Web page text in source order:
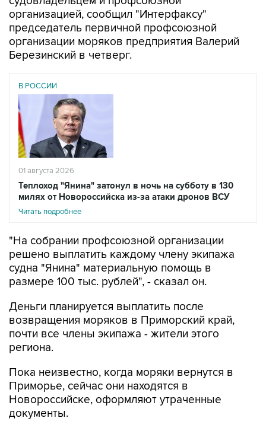
организацией, сообщил "Интерфаксу"
председатель первичной профсоюзной
организации моряков предприятия Валерий
Березинский в четверг.
В РОССИИ
01 августа 2026
Теплоход "Янина" затонул в ночь на субботу в 130
милях от Новороссийска из-за атаки дронов ВСУ
Читать подробнее
"На собрании профсоюзной организации
решено выплатить каждому члену экипажа
судна "Янина" материальную помощь в
размере 100 тыс. рублей", - сказал он.
Деньги планируется выплатить после
возвращения моряков в Приморский край,
почти все члены экипажа - жители этого
региона.
Пока неизвестно, когда моряки вернутся в
Приморье, сейчас они находятся в
Новороссийске, оформляют утраченные
документы.